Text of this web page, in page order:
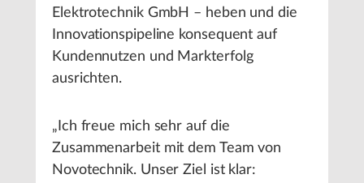
Elektrotechnik GmbH – heben und die
Innovationspipeline konsequent auf
Kundennutzen und Markterfolg
ausrichten.
„Ich freue mich sehr auf die
Zusammenarbeit mit dem Team von
Novotechnik. Unser Ziel ist klar: